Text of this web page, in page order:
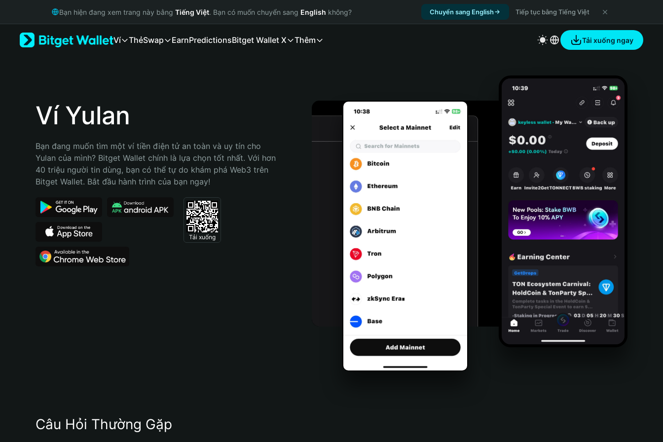
Русский
Bahasa Indonesia
Português (Brasil)
Bạn hiện đang xem trang này bằng Tiếng Việt. Bạn có muốn chuyển sang English không? Chuyển sang English Tiếp tục bằng Tiếng Việt
Ví ThẻSwap EarnPredictionsBitget Wallet X Thêm Tải xuống ngay
Ví Yulan
Bạn đang muốn tìm một ví tiền điện tử an toàn và uy tín cho
Yulan của mình? Bitget Wallet chính là lựa chọn tốt nhất. Với hơn
40 triệu người tin dùng, bạn có thể tự do khám phá Web3 trên
Bitget Wallet. Bắt đầu hành trình của bạn ngay!
Tải xuống
Câu Hỏi Thường Gặp